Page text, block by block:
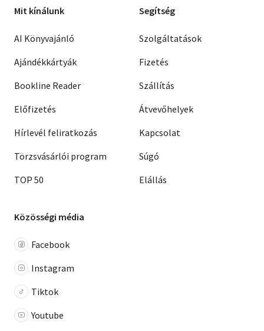
Mit kínálunk
AI Könyvajánló
Ajándékkártyák
Bookline Reader
Előfizetés
Hírlevél feliratkozás
Törzsvásárlói program
TOP 50
Segítség
Szolgáltatások
Fizetés
Szállítás
Átvevőhelyek
Kapcsolat
Súgó
Elállás
Közösségi média
Facebook
Instagram
Tiktok
Youtube